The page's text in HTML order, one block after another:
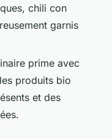
chili con
garnis
prime avec
produits bio
et des